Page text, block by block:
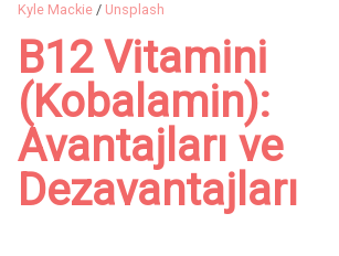
Kyle Mackie / Unsplash
B12 Vitamini
(Kobalamin):
Avantajları ve
Dezavantajları